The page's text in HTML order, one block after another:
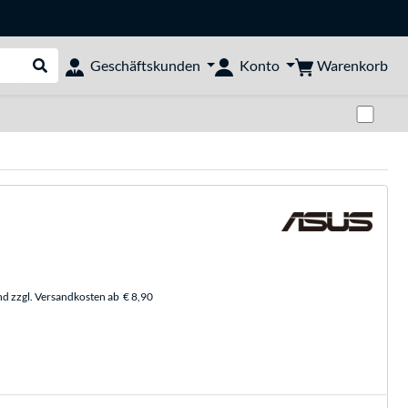
Suche durchführen
Geschäftskunden Konto Warenkorb
zzgl. Versandkosten ab € 8,90